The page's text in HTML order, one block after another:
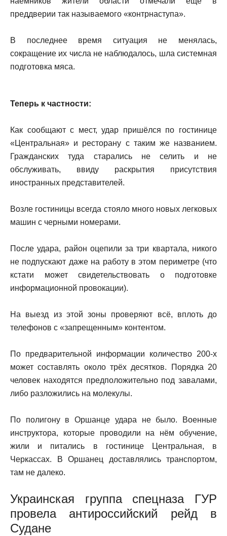
преддверии так называемого «контрнаступа».
В последнее время ситуация не менялась,
сокращение их числа не наблюдалось, шла системная
подготовка мяса.
Теперь к частности:
Как сообщают с мест, удар пришёлся по гостинице
«Центральная» и ресторану с таким же названием.
Гражданских туда старались не селить и не
обслуживать, ввиду раскрытия присутствия
иностранных представителей.
Возле гостиницы всегда стояло много новых легковых
машин с черными номерами.
После удара, район оцепили за три квартала, никого
не подпускают даже на работу в этом периметре (что
кстати может свидетельствовать о подготовке
информационной провокации).
На выезд из этой зоны проверяют всё, вплоть до
телефонов с «запрещенным» контентом.
По предварительной информации количество 200-х
может составлять около трёх десятков. Порядка 20
человек находятся предположительно под завалами,
либо разложились на молекулы.
По полигону в Оршанце удара не было. Военные
инструктора, которые проводили на нём обучение,
жили и питались в гостинице Центральная, в
Черкассах. В Оршанец доставлялись транспортом,
там не далеко.
Украинская группа спецназа ГУР
провела антироссийский рейд в
Судане